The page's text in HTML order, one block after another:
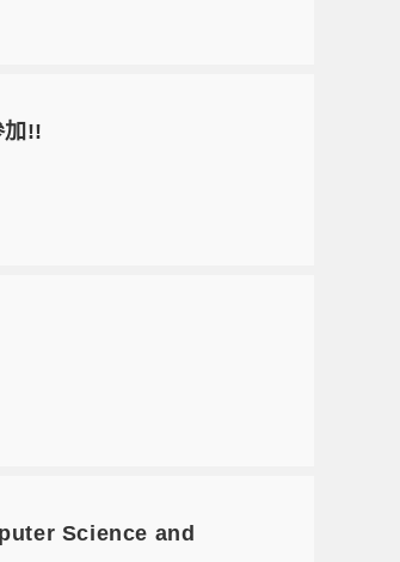
加!!
Science and